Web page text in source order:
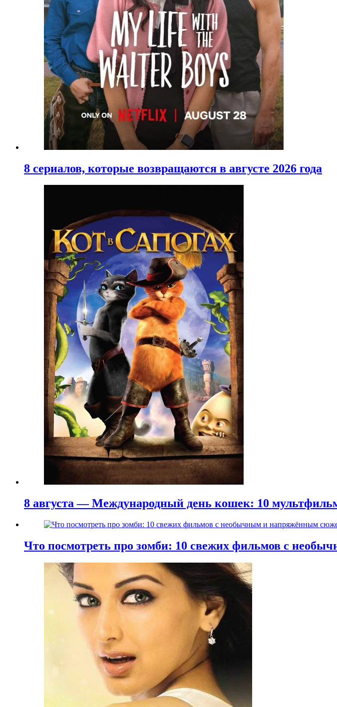
8 сериалов, которые возвращаются в августе 2026 года
8 августа — Международный день кошек: 10
Что посмотреть про зомби: 10 свежих фильмов с